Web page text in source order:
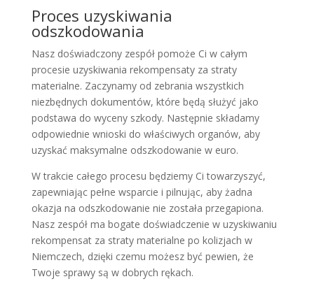
Proces uzyskiwania
odszkodowania
Nasz doświadczony zespół pomoże Ci w całym
procesie uzyskiwania rekompensaty za straty
materialne. Zaczynamy od zebrania wszystkich
niezbędnych dokumentów, które będą służyć jako
podstawa do wyceny szkody. Następnie składamy
odpowiednie wnioski do właściwych organów, aby
uzyskać maksymalne odszkodowanie w euro.
W trakcie całego procesu będziemy Ci towarzyszyć,
zapewniając pełne wsparcie i pilnując, aby żadna
okazja na odszkodowanie nie została przegapiona.
Nasz zespół ma bogate doświadczenie w uzyskiwaniu
rekompensat za straty materialne po kolizjach w
Niemczech, dzięki czemu możesz być pewien, że
Twoje sprawy są w dobrych rękach.